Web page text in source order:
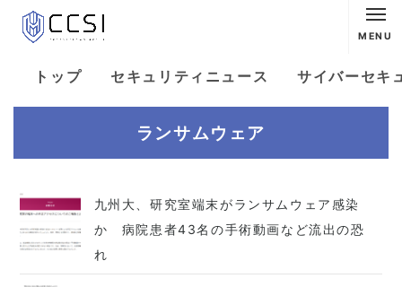
MENU
トップ セキュリティニュース サイバーセキ
ランサムウェア
九州大、研究室端末がランサムウェア感染
か 病院患者43名の手術動画など流出の恐
れ